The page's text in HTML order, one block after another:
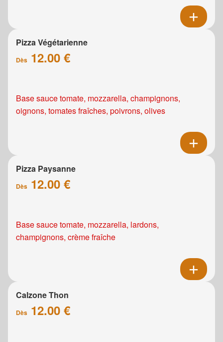
Pizza Végétarienne
Dès 12.00 €
Base sauce tomate, mozzarella, champignons,
oignons, tomates fraîches, poivrons, olives
Pizza Paysanne
Dès 12.00 €
Base sauce tomate, mozzarella, lardons,
champignons, crème fraîche
Calzone Thon
Dès 12.00 €